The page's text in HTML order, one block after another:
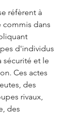
réfèrent à
commis dans
d'individus
sécurité et le
Ces actes
des
rivaux,
des